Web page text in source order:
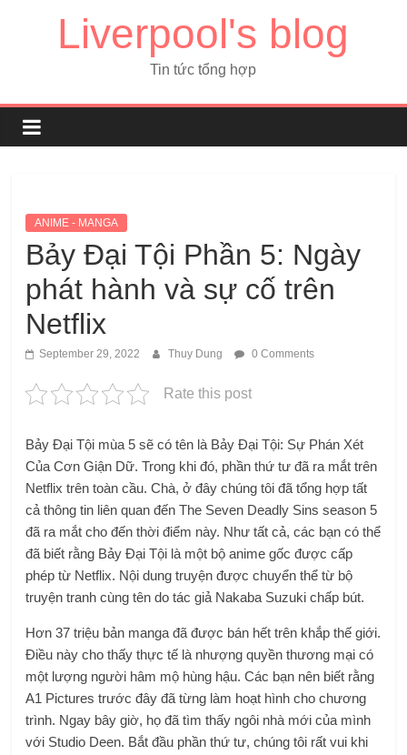
Liverpool's blog
Tin tức tổng hợp
ANIME - MANGA
Bảy Đại Tội Phần 5: Ngày
phát hành và sự cố trên
Netflix
September 29, 2022 Thuy Dung 0 Comments
Rate this post
Bảy Đại Tội mùa 5 sẽ có tên là Bảy Đại Tội: Sự Phán Xét
Của Cơn Giận Dữ. Trong khi đó, phần thứ tư đã ra mắt trên
Netflix trên toàn cầu. Chà, ở đây chúng tôi đã tổng hợp tất
cả thông tin liên quan đến The Seven Deadly Sins season 5
đã ra mắt cho đến thời điểm này. Như tất cả, các bạn có thể
đã biết rằng Bảy Đại Tội là một bộ anime gốc được cấp
phép từ Netflix. Nội dung truyện được chuyển thể từ bộ
truyện tranh cùng tên do tác giả Nakaba Suzuki chấp bút.
Hơn 37 triệu bản manga đã được bán hết trên khắp thế giới.
Điều này cho thấy thực tế là nhượng quyền thương mại có
một lượng người hâm mộ hùng hậu. Các bạn nên biết rằng
A1 Pictures trước đây đã từng làm hoạt hình cho chương
trình. Ngay bây giờ, họ đã tìm thấy ngôi nhà mới của mình
với Studio Deen. Bắt đầu phần thứ tư, chúng tôi rất vui khi